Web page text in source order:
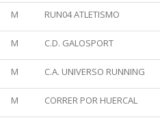
M RUN04 ATLETISMO
M C.D. GALOSPORT
M C.A. UNIVERSO RUNNING
M CORRER POR HUERCAL